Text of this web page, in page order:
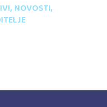
, NOVOSTI,